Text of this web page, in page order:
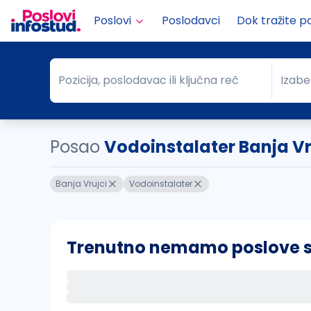
Poslovi Poslodavci Dok tražite
Pozicija, poslodavac ili ključna reč
Pozicija, poslodavac ili ključna reč Grad
PosaoVodoinstalater Banja
Banja Vrujci Vodoinstalater
Trenutno nemamo poslove